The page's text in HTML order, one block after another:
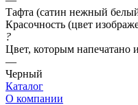
Тафта (сатин нежный
Красочность (цвет
?
Цвет, которым напечатано
—
Черный
Каталог
О компании